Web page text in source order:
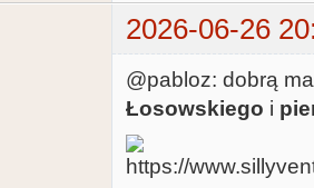
2026-06-26
@pabloz: dobrą
Łosowskiego i